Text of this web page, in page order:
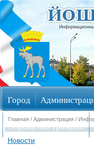
Город
Обращения граждан
Главная / Администрация /
Новости